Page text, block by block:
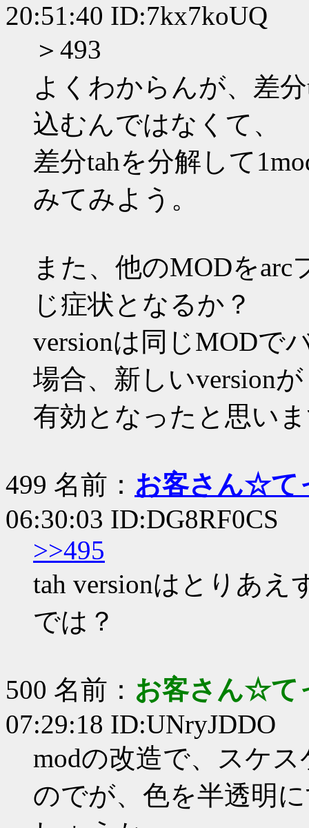
20:51:40 ID:7kx7koUQ
＞493
よくわからんが、差
込むんではなくて、
差分tahを分解して
みてみよう。
また、他のMODを
じ症状となるか？
versionは同じMODで
場合、新しいversionが
有効となったと思い
499 名前： お客さん☆て
06:30:03 ID:DG8RF0CS
>>495
tah versionはとりあ
では？
500 名前： お客さん☆て
07:29:18 ID:UNryJDDO
modの改造で、スケ
のでが、色を半透明